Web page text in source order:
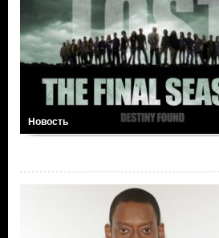
Новость